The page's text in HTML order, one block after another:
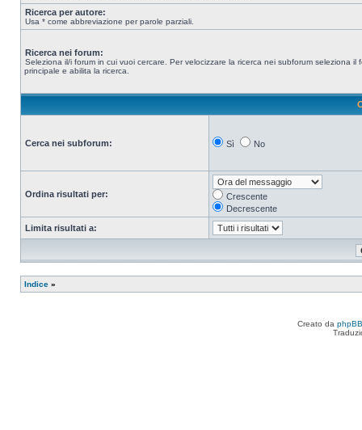
Ricerca per autore:
Usa * come abbreviazione per parole parziali.
Ricerca nei forum:
Seleziona il/i forum in cui vuoi cercare. Per velocizzare la ricerca nei subforum seleziona il
principale e abilita la ricerca.
Cerca nei subforum: Sì No
Ordina risultati per:
Crescente
Decrescente
Limita risultati a:
Indice »
Creato da phpBB